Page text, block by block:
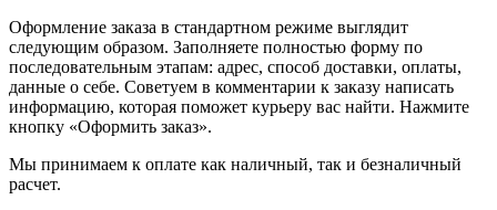
Оформление заказа в стандартном режиме выглядит
следующим образом. Заполняете полностью форму по
последовательным этапам: адрес, способ доставки, оплаты,
данные о себе. Советуем в комментарии к заказу написать
информацию, которая поможет курьеру вас найти. Нажмите
кнопку «Оформить заказ».
Мы принимаем к оплате как наличный, так и безналичный
расчет.